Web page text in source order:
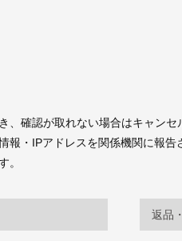
確認が取れない場合はキャンセ
・IPアドレスを関係機関に報告
。
返品